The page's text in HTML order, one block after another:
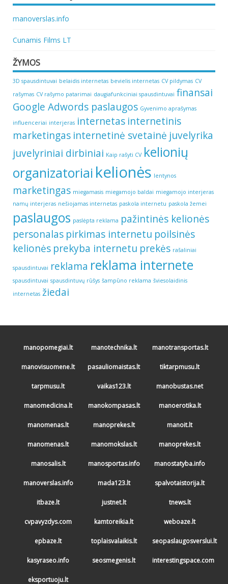
manoverslas.info
Cunamis Films LT
ŽYMOS
3D spausdintuvai belaidis internetas bevielis internetas CV pildymas CV
rašymas CV rašymo patarimai daugiafunkciniai spausdintuvai finansai
Google Adwords paslaugos Gyvenimo aprašymas
influenceriai interjeras internetas internetinis
marketingas internetinė svetainė juvelyrika
juvelyriniai dirbiniai Kaip rašyti CV kelionių
organizatoriai kelionės lentynos
marketingas miegamasis miegamojo baldai miegamojo interjeras
namų interjeras nešiojamas internetas paskola internetu paskola žemei
paslaugos paslėpta reklama pažintinės kelionės
personalas pirkimas internetu poilsinės
kelionės prekyba internetu prekės rašaliniai
spausdintuvai reklama reklama internete
spausdintuvai spausdintuvų rūšys šampūno reklama šviesolaidinis
internetas žiedai
manopomegiai.lt manotechnika.lt manotransportas.lt
manovisuomene.lt pasauliomaistas.lt tiktarpmusu.lt
tarpmusu.lt vaikas123.lt manobustas.net
manomedicina.lt manokompasas.lt manoerotika.lt
manomenas.lt manoprekes.lt manoit.lt
manomenas.lt manomokslas.lt manoprekes.lt
manosalis.lt manosportas.info manostatyba.info
manoverslas.info mada123.lt spalvotaistorija.lt
itbaze.lt justnet.lt tnews.lt
cvpavyzdys.com kamtoreikia.lt weboaze.lt
epbaze.lt toplaisvalaikis.lt seopaslaugosverslui.lt
kasyraseo.info seosmegenis.lt interestingspace.com
eksportuoju.lt